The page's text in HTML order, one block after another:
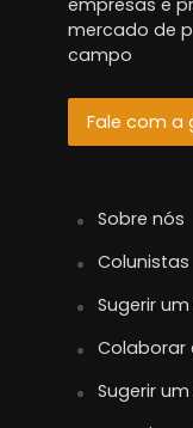
empresas e
mercado de
campo
Fale com a
Sobre nós
Colunistas
Sugerir
Colaborar
Sugerir